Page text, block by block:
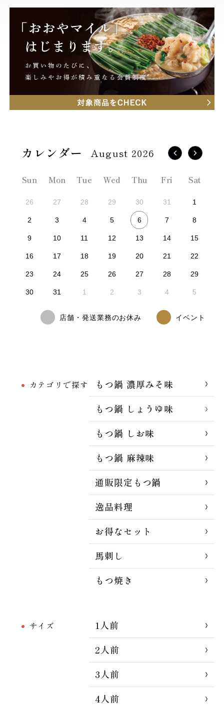
カテゴリで探す
もつ鍋 濃厚みそ味
もつ鍋 しょうゆ味
もつ鍋 しお味
もつ鍋 麻辣味
通販限定もつ鍋
逸品料理
お得なセット
馬刺し
もつ焼き
サイズ
1人前
2人前
3人前
4人前
August 2026
Sun Mon Tue Wed Thu Fri Sat
26 27 28 29 30 31 1
2 3 4 5 6 7 8
9 10 11 12 13 14 15
16 17 18 19 20 21 22
23 24 25 26 27 28 29
30 31 1 2 3 4 5
店舗・発送業務のお休み イベント